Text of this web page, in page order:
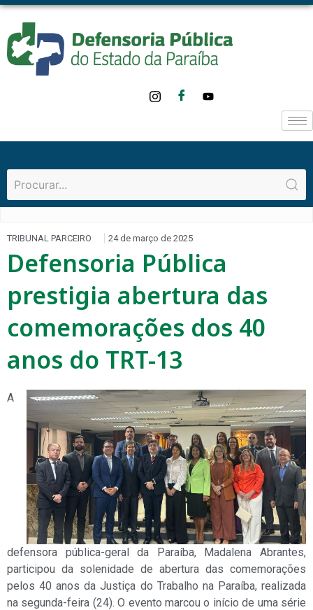
TRIBUNAL PARCEIRO 24 de março de 2025
Defensoria Pública
prestigia abertura das
comemorações dos 40
anos do TRT-13
A
defensora pública-geral da Paraíba, Madalena Abrantes,
participou da solenidade de abertura das comemorações
pelos 40 anos da Justiça do Trabalho na Paraíba, realizada
na segunda-feira (24). O evento marcou o início de uma série